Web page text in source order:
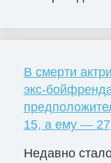
В смерти
экс-
15, а ему — 27
Недавно